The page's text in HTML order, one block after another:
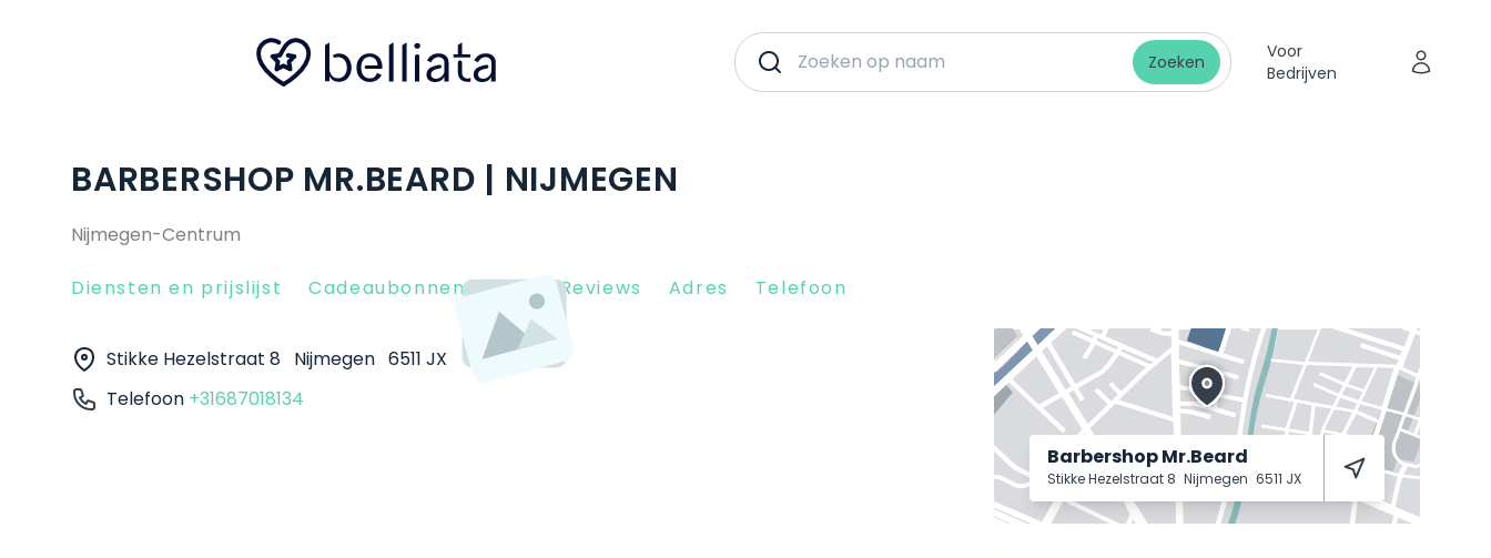
Zoeken
Voor
Bedrijven
BARBERSHOP MR.BEARD | NIJMEGEN
Nijmegen-Centrum
Diensten en prijslijst Cadeaubonnen Client Reviews Adres Telefoon
Stikke Hezelstraat 8 Nijmegen 6511 JX
Telefoon +31687018134
Barbershop Mr.Beard
Stikke Hezelstraat 8 Nijmegen 6511 JX